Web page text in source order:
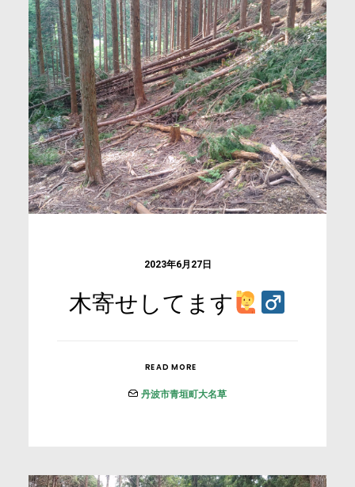
2023年6月27日
木寄せしてます
READ MORE
丹波市青垣町大名草